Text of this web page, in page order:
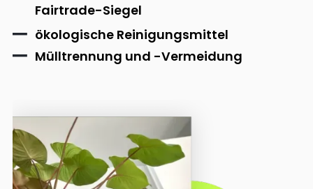
Fairtrade-Siegel
ökologische Reinigungsmittel
Mülltrennung und -Vermeidung